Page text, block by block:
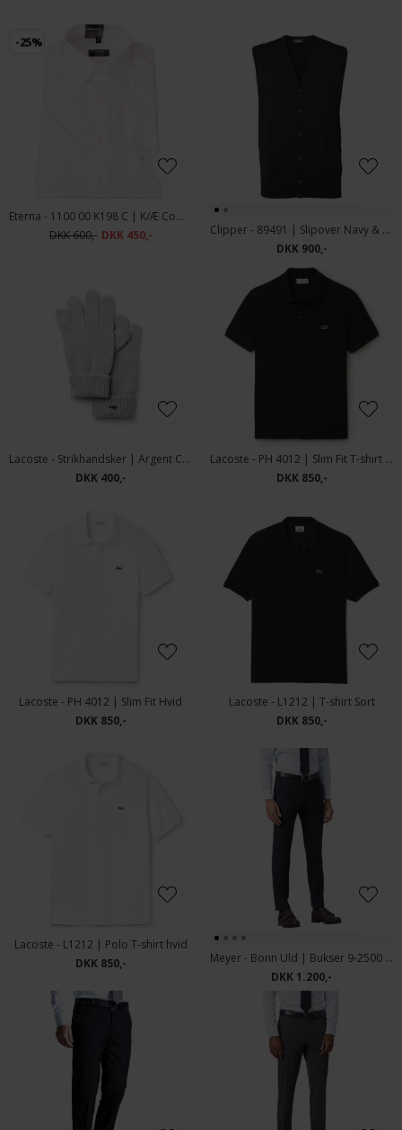
-25%
Eterna - 1100 00 K198 C | K/Æ Comfort Fit Skjorte Hvid
DKK 600,- DKK 450,-
Clipper - 89491 | Slipover Navy & Koks
DKK 900,-
Lacoste - Strikhandsker | Argent Chine
DKK 400,-
Lacoste - PH 4012 | Slim Fit T-shirt Sort
DKK 850,-
Lacoste - PH 4012 | Slim Fit Hvid
DKK 850,-
Lacoste - L1212 | T-shirt Sort
DKK 850,-
Lacoste - L1212 | Polo T-shirt hvid
DKK 850,-
Meyer - Bonn Uld | Bukser 9-2500 18 Marine
DKK 1.200,-